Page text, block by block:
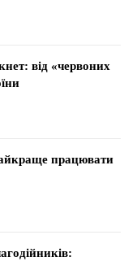
від «червоних
працювати